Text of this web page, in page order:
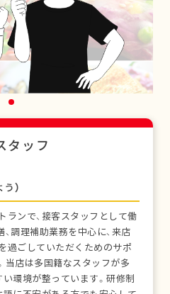
タッフ
）
ランで、接客スタッフとして働
調理補助業務を中心に、来店
過ごしていただくためのサポ
当店は多国籍なスタッフが多
環境が整っています。研修制